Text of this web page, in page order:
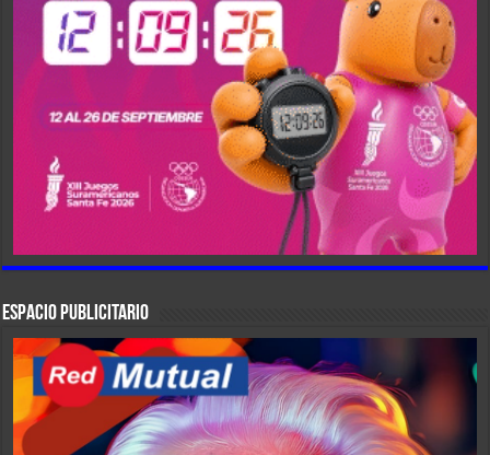
ESPACIO PUBLICITARIO